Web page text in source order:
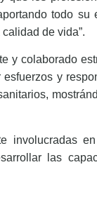
todo su
de vida”.
y colaborado
y
involucradas
las